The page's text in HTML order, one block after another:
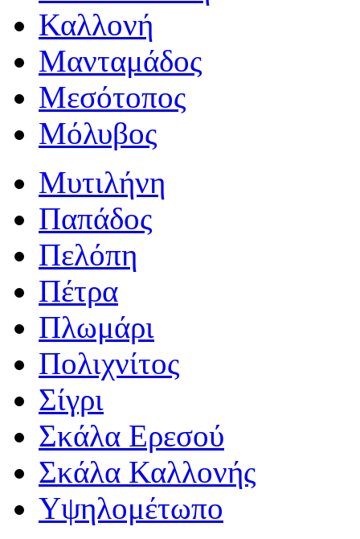
Καλλονή
Μανταμάδος
Μεσότοπος
Μόλυβος
Μυτιλήνη
Παπάδος
Πελόπη
Πέτρα
Πλωμάρι
Πολιχνίτος
Σίγρι
Σκάλα Ερεσού
Σκάλα Καλλονής
Υψηλομέτωπο